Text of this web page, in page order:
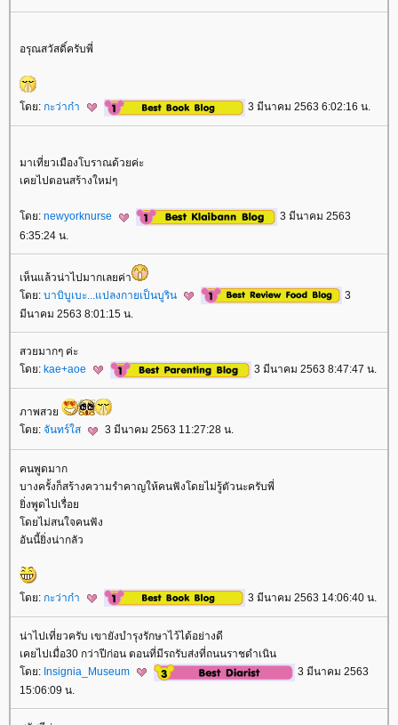
อรุณสวัสดิ์ครับพี่
ดย: กะว่าก๋า 3 มีนาคม 2563 6:02:16 น.
มาเที่ยวเมืองโบราณด้วยค่ะ
เคยไปตอนสร้างใหม่ๆ
ดย: newyorknurse
3 มีนาคม 2563
6:35:24 น.
เห็นแล้วน่าไปมากเลยค่า
ดย: บาบิบูเบะ...แปลงกายเป็นบูริน
3
มีนาคม 2563 8:01:15 น.
สวยมากๆ ค่ะ
ดย: kae+aoe 3 มีนาคม 2563 8:47:47 น.
ภาพสว
ดย: จันทร์ใส 3 มีนาคม 2563 11:27:28 น.
คนพูดมาก
บางครั้งก็สร้างความรำคาญให้คนฟังโดยไม่รู้ตัวนะครับพี่
ิ่งพูดไปเรื่อ
ดยไม่สนใจคนฟัง
อันนี้ยิ่งน่ากลัว
ดย: กะว่าก๋า 3 มีนาคม 2563 14:06:40 น.
น่าไปเที่ยวครับ เขายังบำรุงรักษาไว้ได้อย่างดี
เคยไปเมื่อ30 กว่าปีก่อน ตอนที่มีรถรับส่งที่ถนนราชดำเนิน
ดย: Insignia_Museum
3 มีนาคม 2563
15:06:09 น.